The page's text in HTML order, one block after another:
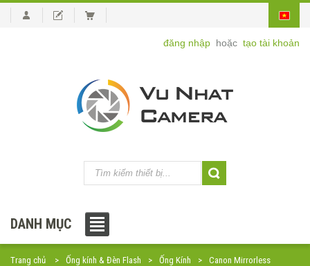
đăng nhập hoặc tạo tài khoản
DANH MỤC
Trang chủ Ống kính & Đèn Flash Ống Kính
Canon Mirrorless